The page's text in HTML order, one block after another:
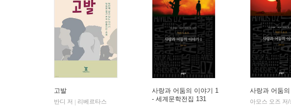
고발
반디 저
리베르타스
사랑과 어둠의 이야기 1
- 세계문학전집 131
사랑과 어둠